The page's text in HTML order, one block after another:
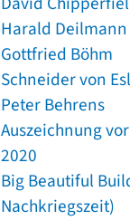
Harald Deilmann
Gottfried Böhm
Schneider von
Peter Behrens
Auszeichnung
2020
Big Beautiful
Nachkriegszeit)